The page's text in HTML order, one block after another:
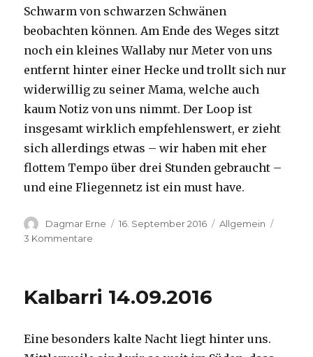
Schwarm von schwarzen Schwänen
beobachten können. Am Ende des Weges sitzt
noch ein kleines Wallaby nur Meter von uns
entfernt hinter einer Hecke und trollt sich nur
widerwillig zu seiner Mama, welche auch
kaum Notiz von uns nimmt. Der Loop ist
insgesamt wirklich empfehlenswert, er zieht
sich allerdings etwas – wir haben mit eher
flottem Tempo über drei Stunden gebraucht –
und eine Fliegennetz ist ein must have.
Autor
Dagmar Erne
Veröffentlicht
16. September 2016 Kategorien
Allgemein
3 Kommentare
Kalbarri 14.09.2016
Eine besonders kalte Nacht liegt hinter uns.